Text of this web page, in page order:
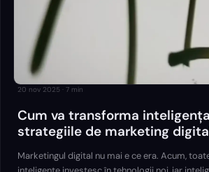
20 nov 2025 · 7 min
Cum va transforma
strategiile de marketing
Marketingul digital nu mai e ce era. Acum,